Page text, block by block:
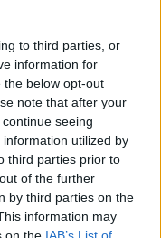
to third parties, or
information for
the below opt-out
note that after your
seeing
utilized by
third parties prior to
of the further
by third parties on the
information may